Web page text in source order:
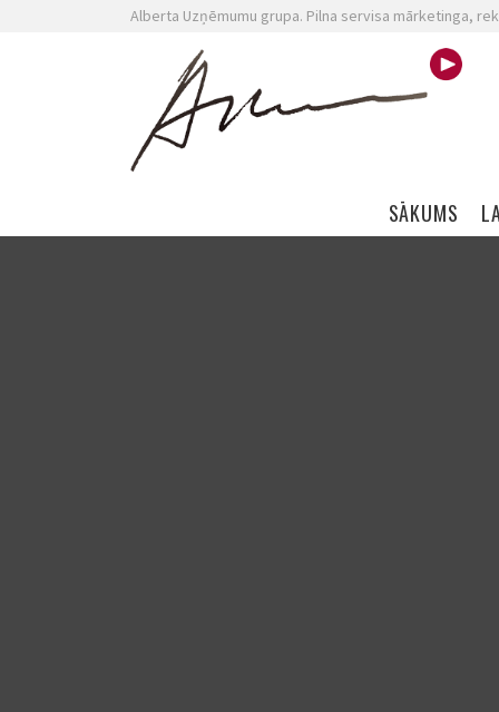
Alberta Uzņēmumu grupa. Pilna servisa mārketinga,
Skip navigation
SĀKUMS